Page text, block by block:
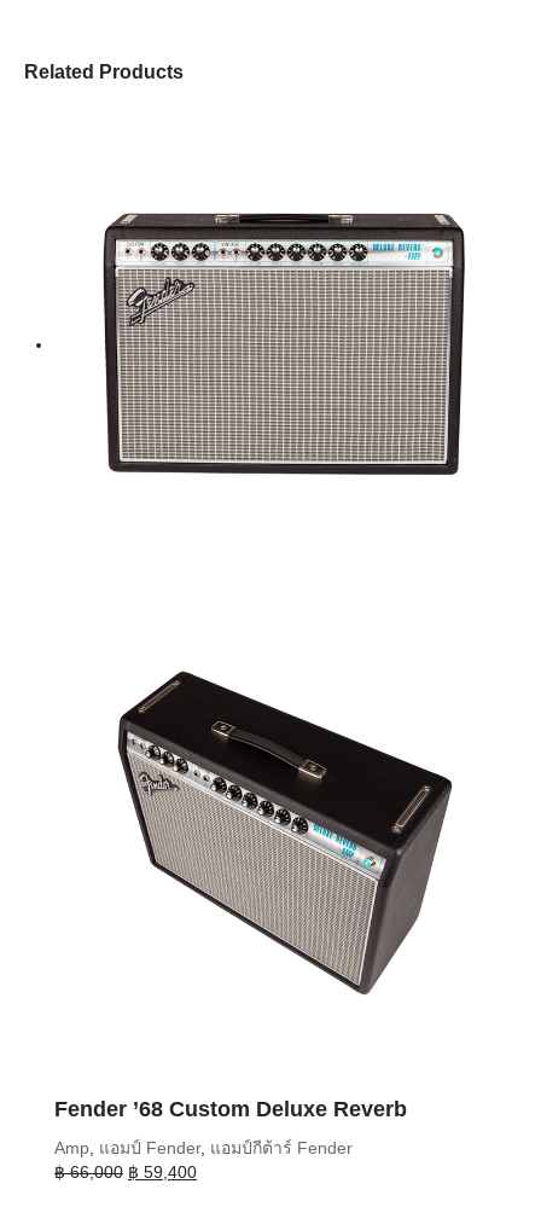
Related Products
Fender ’68 Custom Deluxe Reverb
Amp แอมป์ Fender, แอมป์กีต้าร์ Fender
฿66,000 Original
฿ 59,400Current